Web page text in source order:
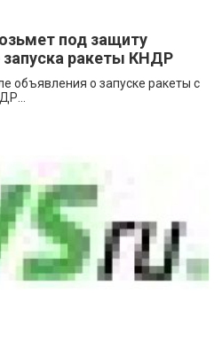
под защиту
ракеты КНДР
объявления о запуске ракеты с